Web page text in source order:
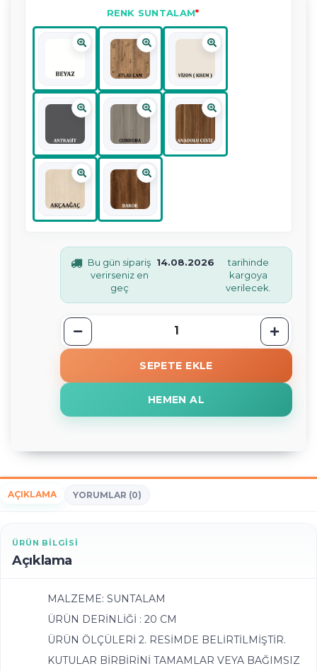
RENK SUNTALAM
Bu gün sipariş
verirseniz en
geç
14.08.2026
tarihinde
kargoya
verilecek.
SEPETE EKLE
HEMEN AL
AÇIKLAMA YORUMLAR (0)
ÜRÜN BILGISI
Açıklama
MALZEME: SUNTALAM
ÜRÜN DERİNLİĞİ : 20 CM
ÜRÜN ÖLÇÜLERİ 2. RESİMDE BELİRTİLMİŞTİR.
KUTULAR BİRBİRİNİ TAMAMLAR VEYA BAĞIMSIZ